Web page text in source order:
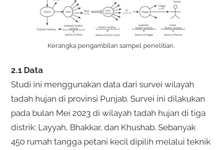
Kerangka pengambilan sampel penelitian.
2.1 Data
Studi ini menggunakan data dari survei wilayah
tadah hujan di provinsi Punjab. Survei ini dilakukan
pada bulan Mei 2023 di wilayah tadah hujan di tiga
distrik: Layyah, Bhakkar, dan Khushab. Sebanyak
450 rumah tangga petani kecil dipilih melalui teknik